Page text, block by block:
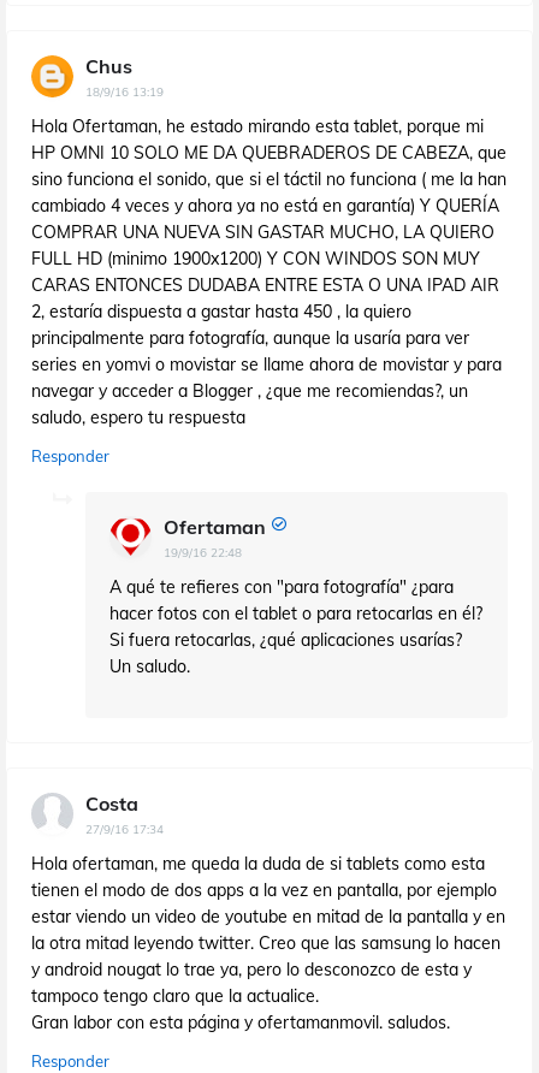
Chus
18/9/16 13:19
Hola Ofertaman, he estado mirando esta tablet, porque mi
HP OMNI 10 SOLO ME DA QUEBRADEROS DE CABEZA, que
sino funciona el sonido, que si el táctil no funciona ( me la han
cambiado 4 veces y ahora ya no está en garantía) Y QUERÍA
COMPRAR UNA NUEVA SIN GASTAR MUCHO, LA QUIERO
FULL HD (minimo 1900x1200) Y CON WINDOS SON MUY
CARAS ENTONCES DUDABA ENTRE ESTA O UNA IPAD AIR
2, estaría dispuesta a gastar hasta 450 , la quiero
principalmente para fotografía, aunque la usaría para ver
series en yomvi o movistar se llame ahora de movistar y para
navegar y acceder a Blogger , ¿que me recomiendas?, un
saludo, espero tu respuesta
Responder
Ofertaman
19/9/16 22:48
A qué te refieres con "para fotografía" ¿para
hacer fotos con el tablet o para retocarlas en él?
Si fuera retocarlas, ¿qué aplicaciones usarías?
Un saludo.
Costa
27/9/16 17:34
Hola ofertaman, me queda la duda de si tablets como esta
tienen el modo de dos apps a la vez en pantalla, por ejemplo
estar viendo un video de youtube en mitad de la pantalla y en
la otra mitad leyendo twitter. Creo que las samsung lo hacen
y android nougat lo trae ya, pero lo desconozco de esta y
tampoco tengo claro que la actualice.
Gran labor con esta página y ofertamanmovil. saludos.
Responder